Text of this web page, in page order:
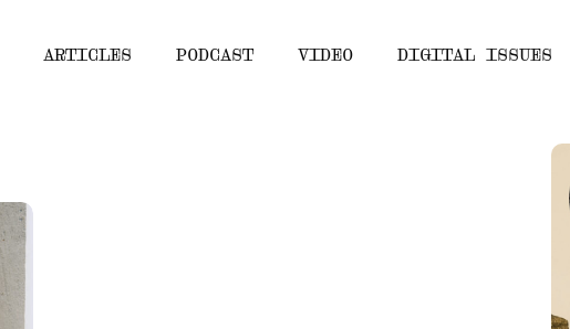
ARTICLES PODCAST VIDEO DIGITAL ISSUES